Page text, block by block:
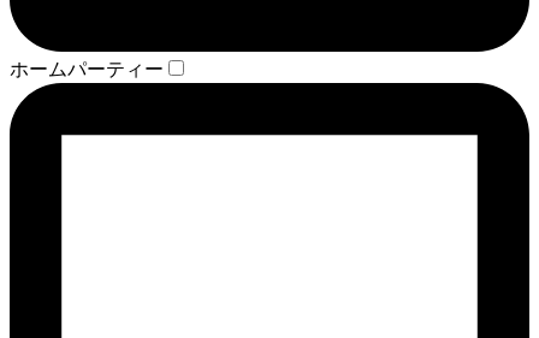
ホームパーティー